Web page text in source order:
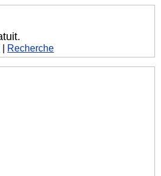
Recherche